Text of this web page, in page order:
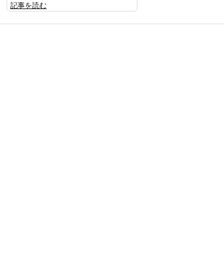
記事を読む